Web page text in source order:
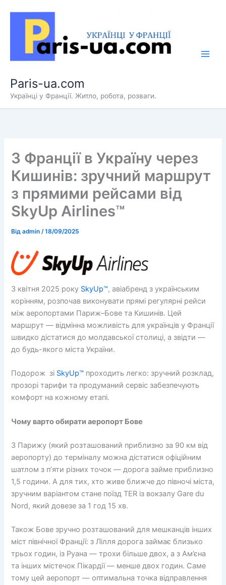
Paris-ua.com
Українці у Франції. Житло, робота, розваги.
З Франції в Україну через
Кишинів: зручний маршрут
з прямими рейсами від
SkyUp Airlines™
Відadmin/18/09/2025
З квітня 2025 року SkyUp™, авіабренд з українським
корінням, розпочав виконувати прямі регулярні рейси
між аеропортами Париж–Бове та Кишинів. Цей
маршрут — відмінна можливість для українців у Франції
швидко дістатися до молдавської столиці, а звідти —
до будь-якого міста України.
Подорож зі SkyUp™ проходить легко: зручний розклад,
прозорі тарифи та продуманий сервіс забезпечують
комфорт на кожному етапі.
Чому варто обирати аеропорт Бове
З Парижу (який розташований приблизно за 90 км від
аеропорту) до терміналу можна дістатися офіційним
шатлом з п’яти різних точок — дорога займе приблизно
1,5 години. А для тих, хто живе ближче до півночі міста,
зручним варіантом стане поїзд TER із вокзалу Gare du
Nord, який довезе за 1 год 15 хв.
Також Бове зручно розташований для мешканців інших
міст північної Франції: з Лілля дорога займає близько
трьох годин, із Руана — трохи більше двох, а з Ам’єна
та інших містечок Пікардії — менше двох годин. Саме
тому цей аеропорт — оптимальна точка відправлення